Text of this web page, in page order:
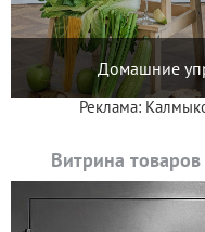
Домашние
Реклама:
Витрина товаров